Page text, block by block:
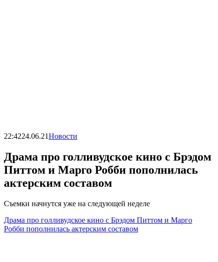
22:4224.06.21Новости
Драма про голливудское кино с Брэдом
Питтом и Марго Робби пополнилась
актерским составом
Съемки начнутся уже на следующей неделе
Драма про голливудское кино с Брэдом Питтом и Марго
Робби пополнилась актерским составом